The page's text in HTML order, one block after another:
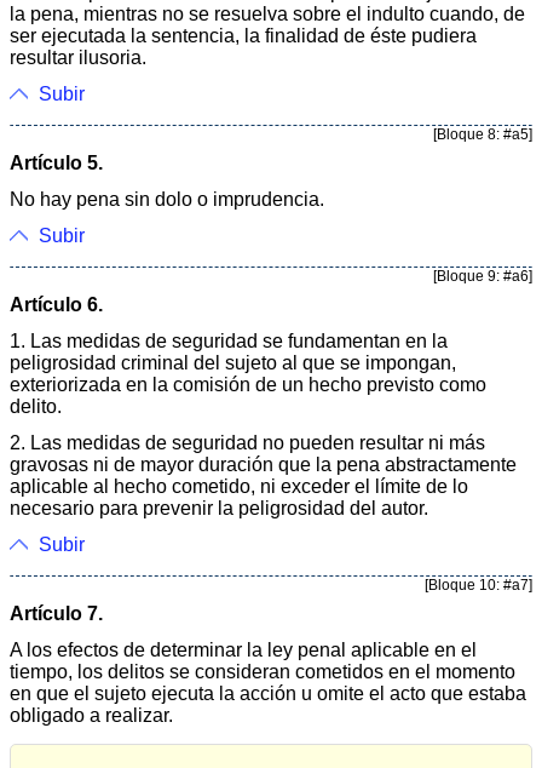
la pena, mientras no se resuelva sobre el indulto cuando, de
ser ejecutada la sentencia, la finalidad de éste pudiera
resultar ilusoria.
Subir
[Bloque 8: #a5]
Artículo 5.
No hay pena sin dolo o imprudencia.
Subir
[Bloque 9: #a6]
Artículo 6.
1. Las medidas de seguridad se fundamentan en la
peligrosidad criminal del sujeto al que se impongan,
exteriorizada en la comisión de un hecho previsto como
delito.
2. Las medidas de seguridad no pueden resultar ni más
gravosas ni de mayor duración que la pena abstractamente
aplicable al hecho cometido, ni exceder el límite de lo
necesario para prevenir la peligrosidad del autor.
Subir
[Bloque 10: #a7]
Artículo 7.
A los efectos de determinar la ley penal aplicable en el
tiempo, los delitos se consideran cometidos en el momento
en que el sujeto ejecuta la acción u omite el acto que estaba
obligado a realizar.